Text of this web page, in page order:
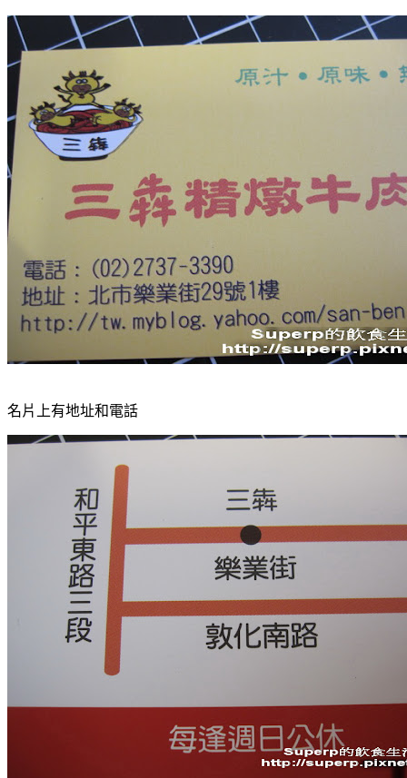
名片上有地址和電話